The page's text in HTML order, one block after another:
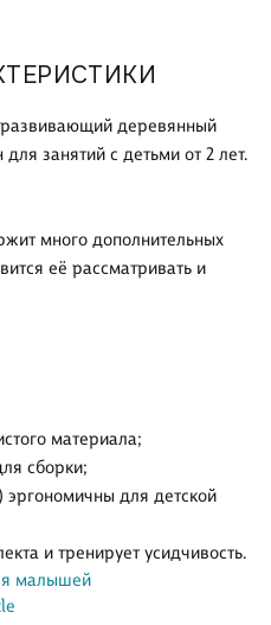
деревянный
занятий с детьми от 2 лет.
много дополнительных
её рассматривать и
материала;
сборки;
эргономичны для детской
и тренирует усидчивость.
малышей